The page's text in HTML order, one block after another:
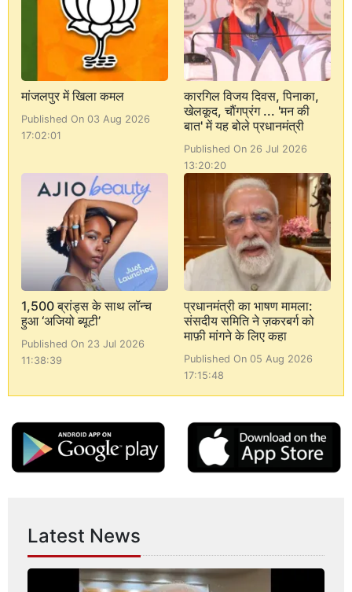
मांजलपुर में खिला कमल
Published On 03 Aug 2026
17:02:01
कारगिल विजय दिवस, पिनाका,
खेलकूद, चौंगप्रंग ... 'मन की
बात' में यह बोले प्रधानमंत्री
Published On 26 Jul 2026
13:20:20
1,500 ब्रांड्स के साथ लॉन्च
हुआ ‘अजियो ब्यूटी’
Published On 23 Jul 2026
11:38:39
प्रधानमंत्री का भाषण मामला:
संसदीय समिति ने ज़करबर्ग को
माफ़ी मांगने के लिए कहा
Published On 05 Aug 2026
17:15:48
Latest News